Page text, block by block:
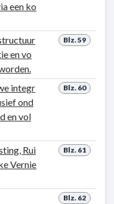
een ko
Blz. 59
en vo
Blz. 60
integr
ond
en vol
Blz. 61
Rui
Vernie
Blz. 62